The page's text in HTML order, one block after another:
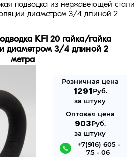
подводка из нержавеющей стали
диаметром 3/4 длиной 2
KFI 20 гайка/гайка
диаметром 3/4 длиной 2
метра
Розничная цена
1291Руб.
за штуку
Оптовая цена
903Руб.
за штуку
+7(916) 605 -
75 - 06